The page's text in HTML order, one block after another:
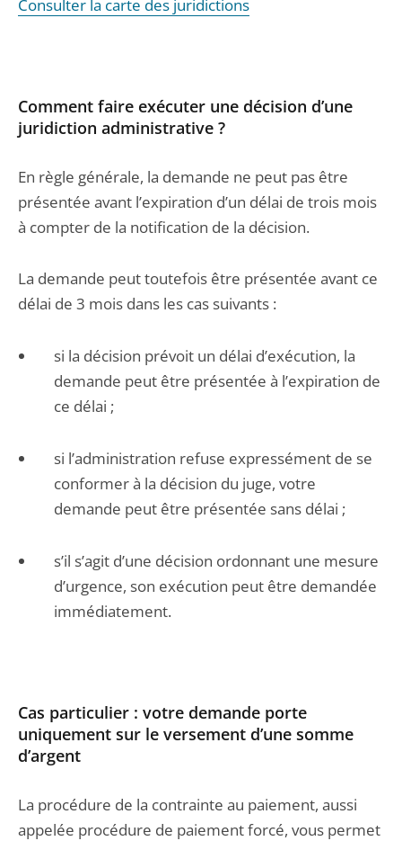
Consulter la carte des juridictions
Comment faire exécuter une décision d’une
juridiction administrative ?
En règle générale, la demande ne peut pas être
présentée avant l’expiration d’un délai de trois mois
à compter de la notification de la décision.
La demande peut toutefois être présentée avant ce
délai de 3 mois dans les cas suivants :
si la décision prévoit un délai d’exécution, la
demande peut être présentée à l’expiration de
ce délai ;
si l’administration refuse expressément de se
conformer à la décision du juge, votre
demande peut être présentée sans délai ;
s’il s’agit d’une décision ordonnant une mesure
d’urgence, son exécution peut être demandée
immédiatement.
Cas particulier : votre demande porte
uniquement sur le versement d’une somme
d’argent
La procédure de la contrainte au paiement, aussi
appelée procédure de paiement forcé, vous permet